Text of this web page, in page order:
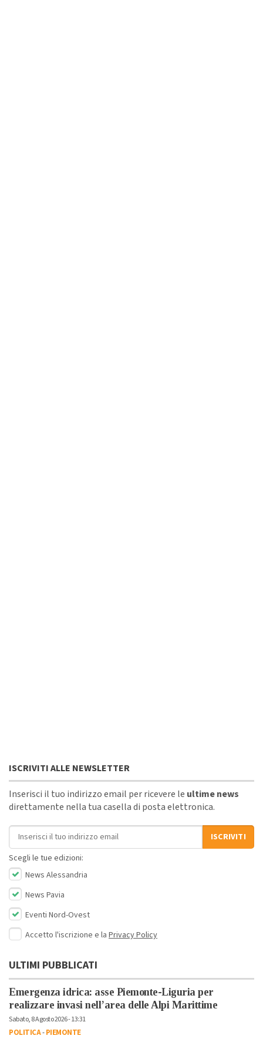
ISCRIVITI ALLE NEWSLETTER
Inserisci il tuo indirizzo email per ricevere le ultime news
direttamente nella tua casella di posta elettronica.
Indirizzo email
ISCRIVITI
Scegli le tue edizioni:
News Alessandria
News Pavia
Eventi Nord-Ovest
Accetto l'iscrizione e la Privacy Policy
ULTIMI PUBBLICATI
Emergenza idrica: asse Piemonte-Liguria per
realizzare invasi nell’area delle Alpi Marittime
Sabato, 8 Agosto 2026 - 13:31
POLITICA-PIEMONTE